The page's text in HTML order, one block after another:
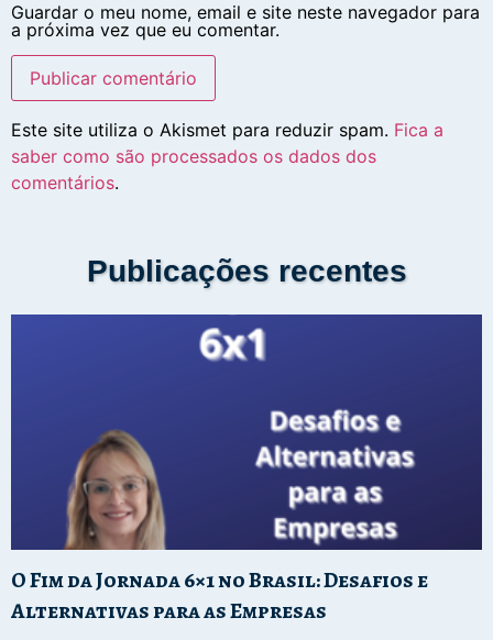
Guardar o meu nome, email e site neste navegador para
a próxima vez que eu comentar.
Este site utiliza o Akismet para reduzir spam. Fica a
saber como são processados os dados dos
comentários.
Publicações recentes
O Fim da Jornada 6×1 no Brasil: Desafios e
Alternativas para as Empresas